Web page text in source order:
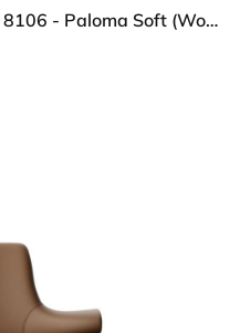
HÅG Capisco 8106 - Paloma Soft (Wollsdorf) - Cuir semi-aniline - PL05429 Cognac - Blanc - 265 mm (hauteur d’assise 53–79 cm) - Roues dures pour sols souples